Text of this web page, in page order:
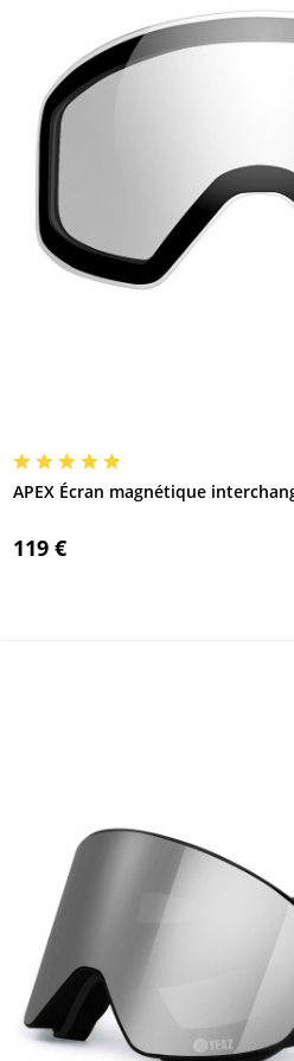
APEX Écran magnétique
119 €